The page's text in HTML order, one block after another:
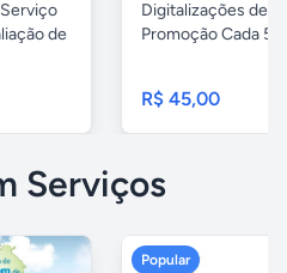
de
Digitalizações de
Promoção Cada 5
R$ 45,00
Serviços
Popular